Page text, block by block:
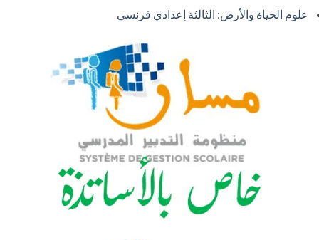
علوم الحياة والأرض: الثالثة إعدادي فرنسي